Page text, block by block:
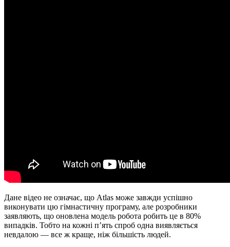
Дане відео не означає, що Atlas може завжди успішно
виконувати цю гімнастичну програму, але розробники
заявляють, що оновлена ​​модель робота робить це в 80%
випадків. Тобто на кожні п’ять спроб одна виявляється
невдалою — все ж краще, ніж більшість людей.